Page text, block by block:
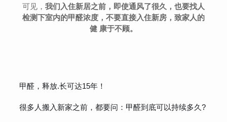
可见， 我们入住新居之前，即使通风了很久，也要找人
检测下室内的甲醛浓度，不要直接入住新房，致家人的
健 康于不顾。
甲醛，释放.长可达15年！
很多人搬入新家之前，都要问：甲醛到底可以持续多久?